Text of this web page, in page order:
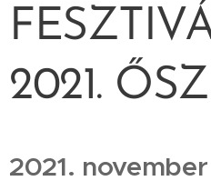
2021. ŐSZ
2021.